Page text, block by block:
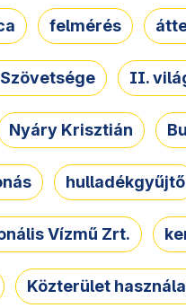
felmérés
II.
Nyáry Krisztián
hulladékgyűjtő
Vízmű Zrt.
Közterület